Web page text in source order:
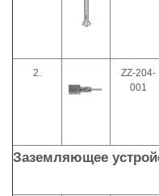
2.
ZZ-204-
001
Заземляющее